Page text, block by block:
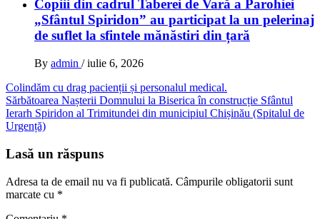
Copiii din cadrul Taberei de Vară a Parohiei
„Sfântul Spiridon” au participat la un pelerinaj
de suflet la sfintele mănăstiri din țară
By admin / iulie 6, 2026
Navigare
în
articole
Colindăm cu drag pacienții și personalul medical.
Sărbătoarea Nașterii Domnului la Biserica în construcție Sfântul
Ierarh Spiridon al Trimitundei din municipiul Chișinău (Spitalul de
Urgență)
Lasă un răspuns
Adresa ta de email nu va fi publicată. Câmpurile obligatorii sunt
marcate cu *